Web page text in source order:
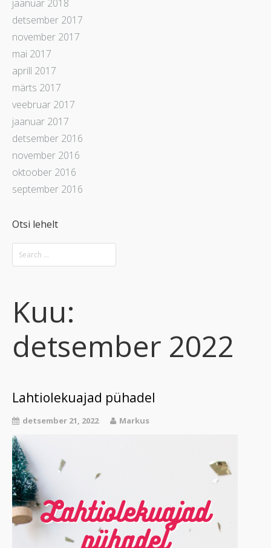
jaanuar 2018
detsember 2017
november 2017
mai 2017
aprill 2017
märts 2017
veebruar 2017
jaanuar 2017
detsember 2016
november 2016
oktoober 2016
september 2016
Otsi lehelt
Kuu:
detsember 2022
Lahtiolekuajad pühadel
detsember 21, 2022 Markus